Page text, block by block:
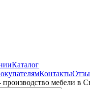
Каталог
Контакты
мебели в